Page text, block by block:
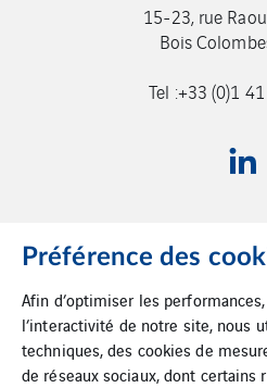
15-23, rue
Bois
Tel :+33 (0)1
Accueil
Plan du site
Préférence des
Afin d’optimiser les
l’interactivité de notre site, nous
techniques, des cookies de
de réseaux sociaux, dont certains